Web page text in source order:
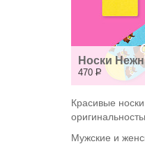
Носки
470 Р
Красивые
Мужские и